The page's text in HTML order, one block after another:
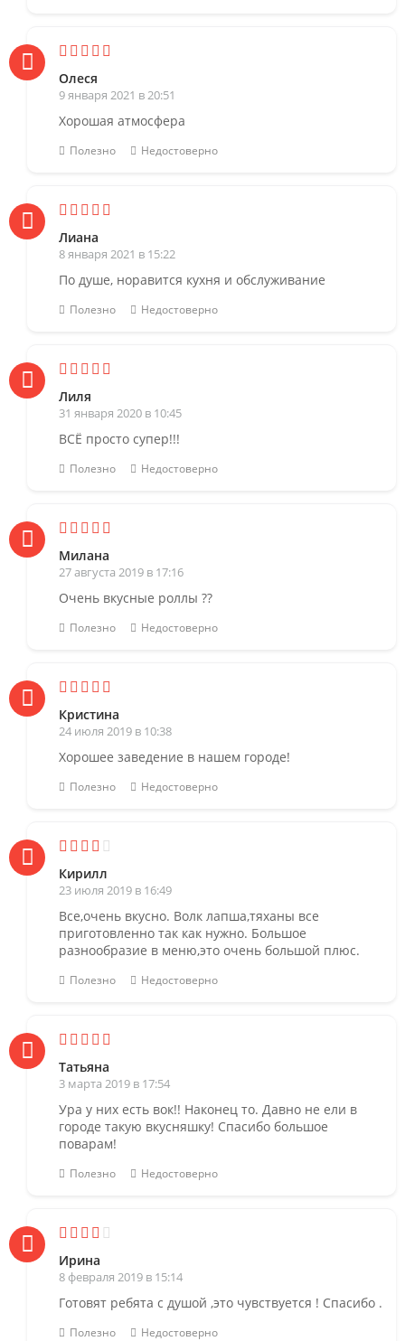
Олеся
9 января 2021 в 20:51
Хорошая атмосфера
Полезно Недостоверно
Лиана
8 января 2021 в 15:22
По душе, норавится кухня и обслуживание
Полезно Недостоверно
Лиля
31 января 2020 в 10:45
ВСЁ просто супер!!!
Полезно Недостоверно
Милана
27 августа 2019 в 17:16
Очень вкусные роллы ??
Полезно Недостоверно
Кристина
24 июля 2019 в 10:38
Хорошее заведение в нашем городе!
Полезно Недостоверно
Кирилл
23 июля 2019 в 16:49
Все,очень вкусно. Волк лапша,тяханы все
приготовленно так как нужно. Большое
разнообразие в меню,это очень большой плюс.
Полезно Недостоверно
Татьяна
3 марта 2019 в 17:54
Ура у них есть вок!! Наконец то. Давно не ели в
городе такую вкусняшку! Спасибо большое
поварам!
Полезно Недостоверно
Ирина
8 февраля 2019 в 15:14
Готовят ребята с душой ,это чувствуется ! Спасибо .
Полезно Недостоверно